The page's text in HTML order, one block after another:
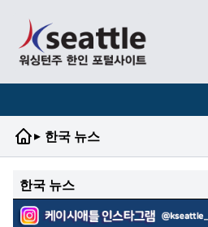
▸ 한국 뉴스
한국 뉴스